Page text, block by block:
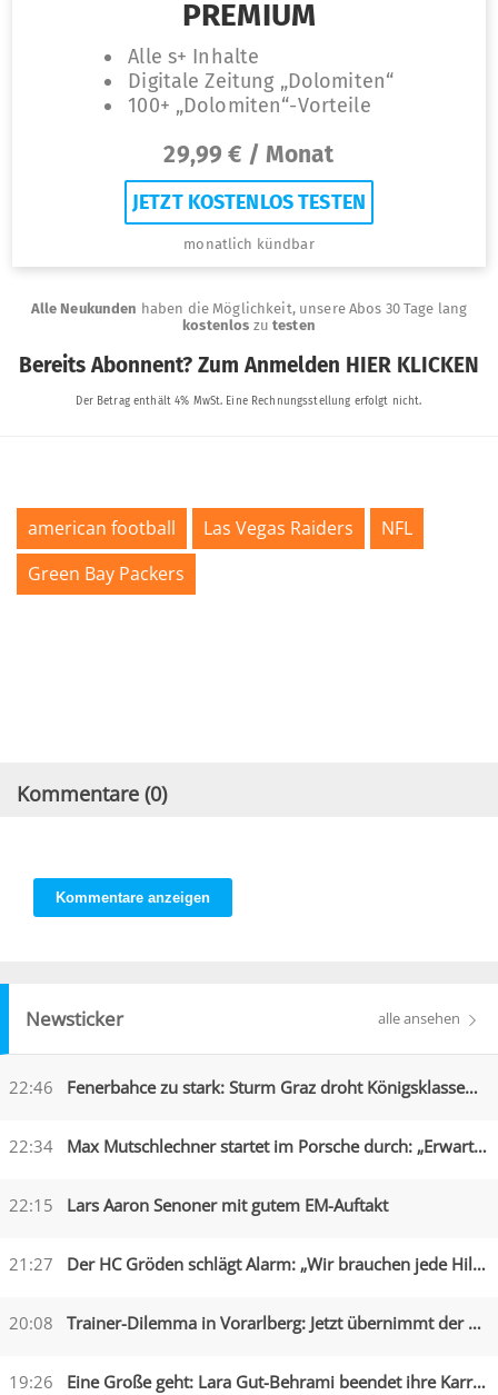
american football Las Vegas Raiders
NFL
Green Bay Packers
Kommentare (0)
Kommentare anzeigen
Newsticker alle ansehen
22:46 Fenerbahce zu stark: Sturm Graz droht Königsklassen-Aus
22:34 Max Mutschlechner startet im Porsche durch: „Erwarte Action“
22:15 Lars Aaron Senoner mit gutem EM-Auftakt
21:27 Der HC Gröden schlägt Alarm: „Wir brauchen jede Hilfe“
20:08 Trainer-Dilemma in Vorarlberg: Jetzt übernimmt der Assistent
19:26 Eine Große geht: Lara Gut-Behrami beendet ihre Karriere